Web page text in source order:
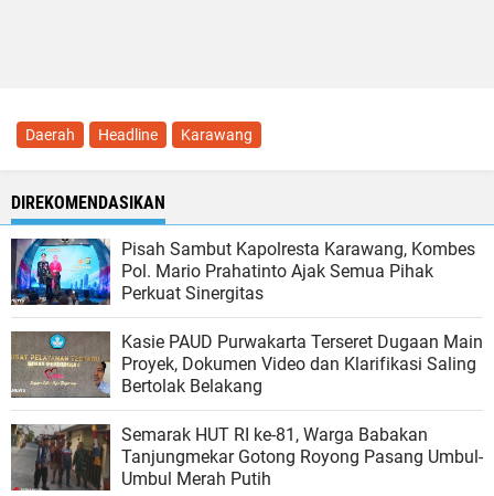
Daerah Headline Karawang
DIREKOMENDASIKAN
Pisah Sambut Kapolresta Karawang, Kombes
Pol. Mario Prahatinto Ajak Semua Pihak
Perkuat Sinergitas
Kasie PAUD Purwakarta Terseret Dugaan Main
Proyek, Dokumen Video dan Klarifikasi Saling
Bertolak Belakang
Semarak HUT RI ke-81, Warga Babakan
Tanjungmekar Gotong Royong Pasang Umbul-
Umbul Merah Putih